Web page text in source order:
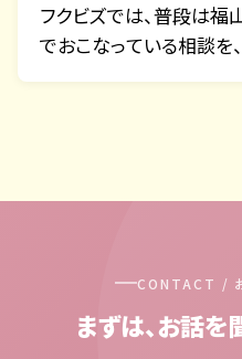
フクビズでは、普段は福
でおこなっている相談
CONTACT /
まずは、お話を